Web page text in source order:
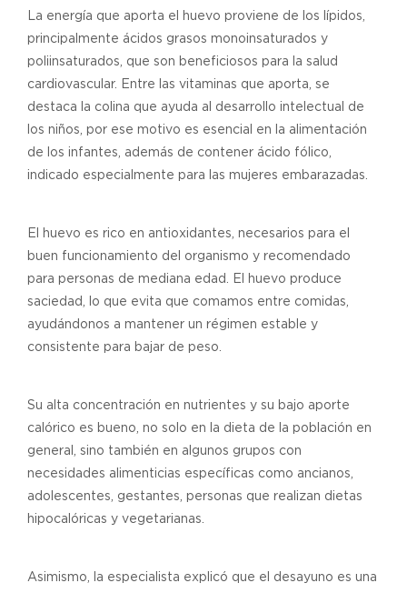
La energía que aporta el huevo proviene de los lípidos,
principalmente ácidos grasos monoinsaturados y
poliinsaturados, que son beneficiosos para la salud
cardiovascular. Entre las vitaminas que aporta, se
destaca la colina que ayuda al desarrollo intelectual de
los niños, por ese motivo es esencial en la alimentación
de los infantes, además de contener ácido fólico,
indicado especialmente para las mujeres embarazadas.
El huevo es rico en antioxidantes, necesarios para el
buen funcionamiento del organismo y recomendado
para personas de mediana edad. El huevo produce
saciedad, lo que evita que comamos entre comidas,
ayudándonos a mantener un régimen estable y
consistente para bajar de peso.
Su alta concentración en nutrientes y su bajo aporte
calórico es bueno, no solo en la dieta de la población en
general, sino también en algunos grupos con
necesidades alimenticias específicas como ancianos,
adolescentes, gestantes, personas que realizan dietas
hipocalóricas y vegetarianas.
Asimismo, la especialista explicó que el desayuno es una